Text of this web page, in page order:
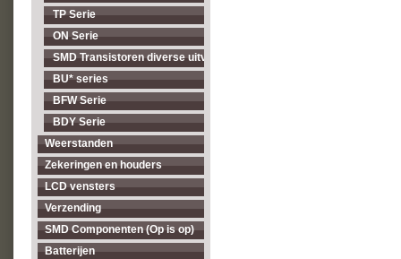
TP Serie
ON Serie
SMD Transistoren diverse uitvoeringen
BU* series
BFW Serie
BDY Serie
Weerstanden
Zekeringen en houders
LCD vensters
Verzending
SMD Componenten (Op is op)
Batterijen